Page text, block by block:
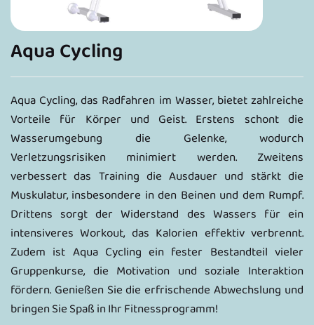
Aqua Cycling
Aqua Cycling, das Radfahren im Wasser, bietet zahlreiche
Vorteile für Körper und Geist. Erstens schont die
Wasserumgebung die Gelenke, wodurch
Verletzungsrisiken minimiert werden. Zweitens
verbessert das Training die Ausdauer und stärkt die
Muskulatur, insbesondere in den Beinen und dem Rumpf.
Drittens sorgt der Widerstand des Wassers für ein
intensiveres Workout, das Kalorien effektiv verbrennt.
Zudem ist Aqua Cycling ein fester Bestandteil vieler
Gruppenkurse, die Motivation und soziale Interaktion
fördern. Genießen Sie die erfrischende Abwechslung und
bringen Sie Spaß in Ihr Fitnessprogramm!